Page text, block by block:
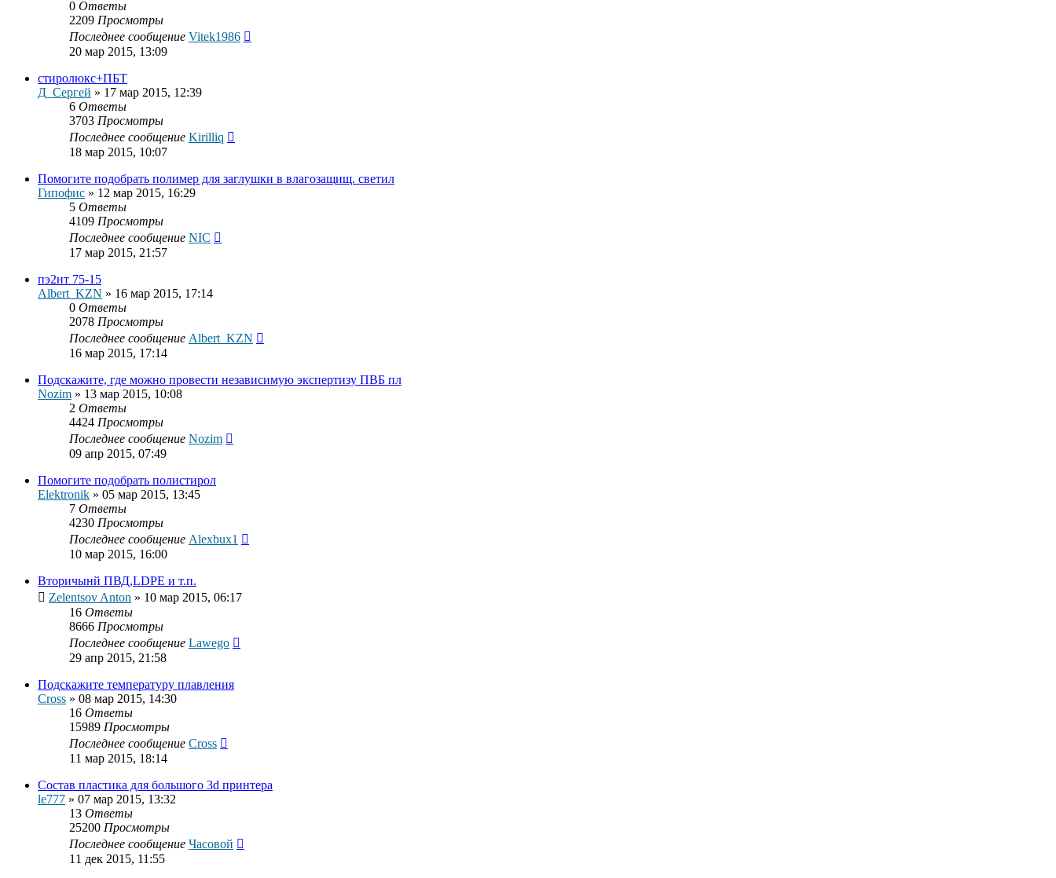
0 Ответы
2209 Просмотры
Последнее сообщение Vitek1986
20 мар 2015, 13:09
стиролюкс+ПБТ
Д_Сергей » 17 мар 2015, 12:39
6 Ответы
3703 Просмотры
Последнее сообщение Kirilliq
18 мар 2015, 10:07
Помогите подобрать полимер для заглушки в влагозащищ. светил
Гипофис » 12 мар 2015, 16:29
5 Ответы
4109 Просмотры
Последнее сообщение NIC
17 мар 2015, 21:57
пэ2нт 75-15
Albert_KZN » 16 мар 2015, 17:14
0 Ответы
2078 Просмотры
Последнее сообщение Albert_KZN
16 мар 2015, 17:14
Подскажите, где можно провести независимую экспертизу ПВБ пл
Nozim » 13 мар 2015, 10:08
2 Ответы
4424 Просмотры
Последнее сообщение Nozim
09 апр 2015, 07:49
Помогите подобрать полистирол
Elektronik » 05 мар 2015, 13:45
7 Ответы
4230 Просмотры
Последнее сообщение Alexbux1
10 мар 2015, 16:00
Вторичынй ПВД,LDPE и т.п.
Zelentsov Anton » 10 мар 2015, 06:17
16 Ответы
8666 Просмотры
Последнее сообщение Lawego
29 апр 2015, 21:58
Подскажите температуру плавления
Cross » 08 мар 2015, 14:30
16 Ответы
15989 Просмотры
Последнее сообщение Cross
11 мар 2015, 18:14
Состав пластика для большого 3d принтера
le777 » 07 мар 2015, 13:32
13 Ответы
25200 Просмотры
Последнее сообщение Часовой
11 дек 2015, 11:55